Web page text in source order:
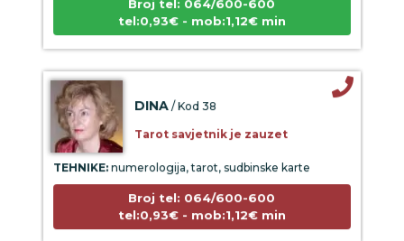
tel:0,93€ - mob:1,12€ min
TEHNIKE:numerologija, tarot, sudbinske karte
Broj tel: 064/600-600
tel:0,93€ - mob:1,12€ min